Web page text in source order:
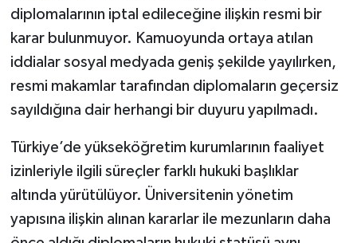
diplomalarının iptal edileceğine ilişkin resmi bir
karar bulunmuyor. Kamuoyunda ortaya atılan
iddialar sosyal medyada geniş şekilde yayılırken,
resmi makamlar tarafından diplomaların geçersiz
sayıldığına dair herhangi bir duyuru yapılmadı.
Türkiye’de yükseköğretim kurumlarının faaliyet
izinleriyle ilgili süreçler farklı hukuki başlıklar
altında yürütülüyor. Üniversitenin yönetim
yapısına ilişkin alınan kararlar ile mezunların daha